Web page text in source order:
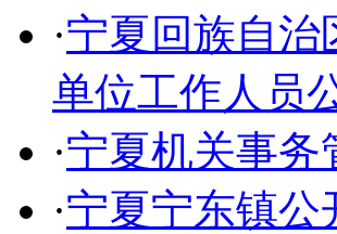
·宁夏回族自治
单位工作人员
·宁夏机关事务
·宁夏宁东镇公